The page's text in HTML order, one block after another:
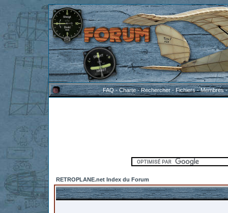
FAQ-Charte-Rechercher-Fichiers-Membres
RETROPLANE.net Index du Forum